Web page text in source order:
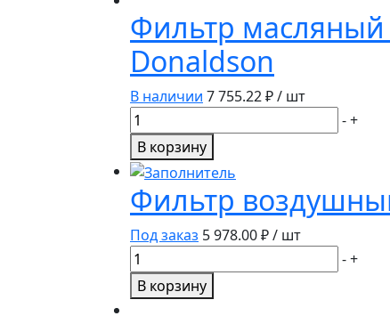
OGH1057
GoodWill
Фильтр масляный
Donaldson
В наличии 7 755.22₽ / шт
Количество
товара
Фильтр
масляный
P550595/LF9010MT/RE557343/
-+
В корзину
Фильтр
Под заказ 5 978.00₽ / шт
Количество
товара
Фильтр
-+
В корзину